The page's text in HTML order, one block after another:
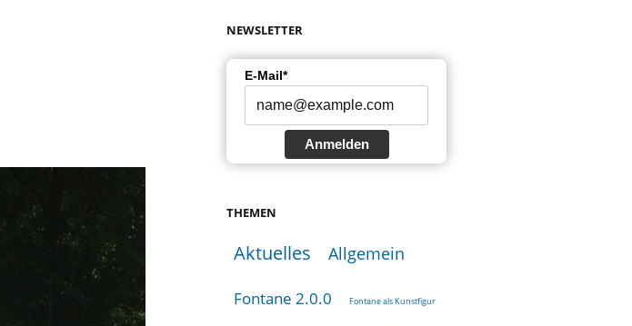
NEWSLETTER
E-Mail*
Anmelden
THEMEN
Aktuelles Allgemein
Fontane 2.0.0 Fontane als Kunstfigur